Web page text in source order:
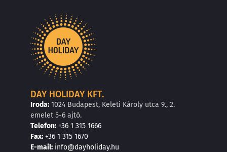
DAY HOLIDAY KFT.
Iroda: 1024 Budapest, Keleti Károly utca 9., 2.
emelet 5-6 ajtó.
Telefon: +36 1 315 1666
Fax: +36 1 315 1670
E-mail: info@dayholiday.hu